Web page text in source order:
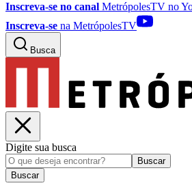
Inscreva-se no canal MetrópolesTV no
Inscreva-se na MetrópolesTV
Busca
Digite sua busca
Buscar
Buscar